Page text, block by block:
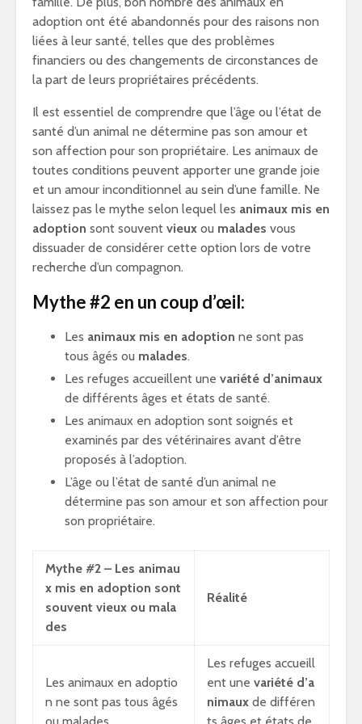
adoption ont été abandonnés pour des raisons non
liées à leur santé, telles que des problèmes
financiers ou des changements de circonstances de
la part de leurs propriétaires précédents.
Il est essentiel de comprendre que l’âge ou l’état de
santé d’un animal ne détermine pas son amour et
son affection pour son propriétaire. Les animaux de
toutes conditions peuvent apporter une grande joie
et un amour inconditionnel au sein d’une famille. Ne
laissez pas le mythe selon lequel les animaux mis en
adoption sont souvent vieux ou malades vous
dissuader de considérer cette option lors de votre
recherche d’un compagnon.
Mythe #2 en un coup d’œil:
Les animaux mis en adoption ne sont pas
tous âgés ou malades.
Les refuges accueillent une variété d’animaux
de différents âges et états de santé.
Les animaux en adoption sont soignés et
examinés par des vétérinaires avant d’être
proposés à l’adoption.
L’âge ou l’état de santé d’un animal ne
détermine pas son amour et son affection pour
son propriétaire.
Mythe #2 – Les animau
x mis en adoption sont
souvent vieux ou mala
des
Réalité
Les animaux en adoptio
n ne sont pas tous âgés
Les refuges accueill
ent une variété d’a
nimaux de différen